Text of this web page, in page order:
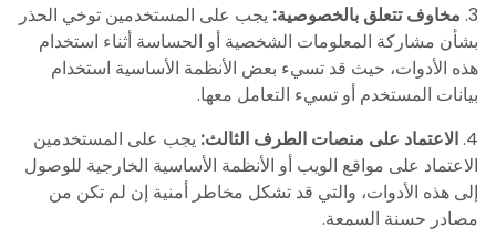
3. مخاوف تتعلق بالخصوصية: يجب على المستخدمين توخي الحذر
بشأن مشاركة المعلومات الشخصية أو الحساسة أثناء استخدام
هذه الأدوات، حيث قد تسيء بعض الأنظمة الأساسية استخدام
بيانات المستخدم أو تسيء التعامل معها.
4. الاعتماد على منصات الطرف الثالث: يجب على المستخدمين
الاعتماد على مواقع الويب أو الأنظمة الأساسية الخارجية للوصول
إلى هذه الأدوات، والتي قد تشكل مخاطر أمنية إن لم تكن من
مصادر حسنة السمعة.